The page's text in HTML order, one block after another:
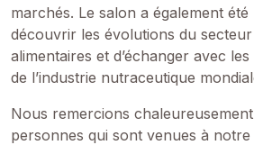
marchés. Le salon a également été
découvrir les évolutions du
alimentaires et d’échanger avec
de l’industrie nutraceutique
Nous remercions
personnes qui sont venues à